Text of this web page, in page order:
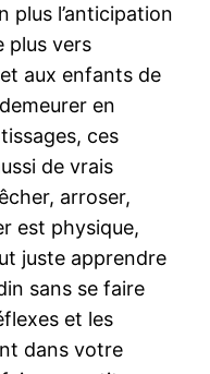
plus l’anticipation
plus vers
aux enfants de
en
ces
de vrais
arroser,
est physique,
juste apprendre
sans se faire
et les
dans votre